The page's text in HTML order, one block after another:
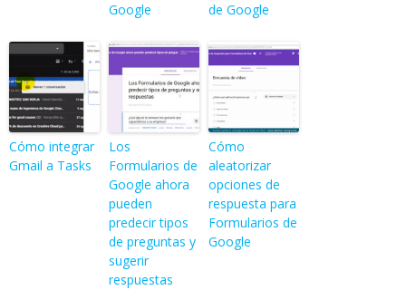
Google de Google
Cómo integrar
Gmail a Tasks
Los
Formularios de
Google ahora
pueden
predecir tipos
de preguntas y
sugerir
respuestas
Cómo
aleatorizar
opciones de
respuesta para
Formularios de
Google